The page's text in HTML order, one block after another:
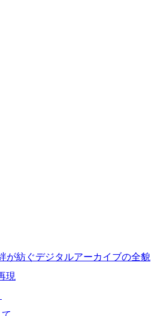
が紡ぐデジタルアーカイブの全貌
現